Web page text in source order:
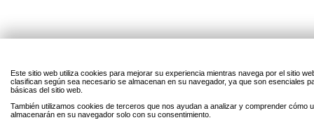
Este sitio web utiliza cookies para mejorar su experiencia mientras navega por el sitio
clasifican según sea necesario se almacenan en su navegador, ya que son esenciales
básicas del sitio web.
También utilizamos cookies de terceros que nos ayudan a analizar y comprender cómo
almacenarán en su navegador solo con su consentimiento.